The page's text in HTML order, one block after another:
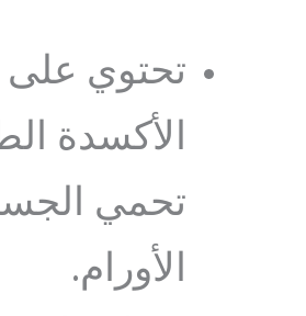
تحتوي
الأكسدة
تحمي
الأورام.